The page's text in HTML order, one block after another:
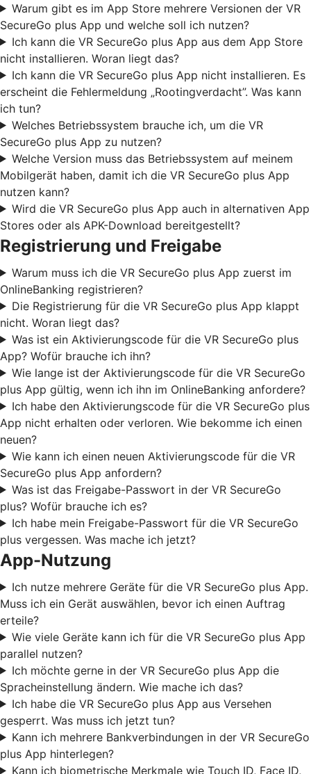
Warum gibt es im App Store mehrere Versionen der VR
SecureGo plus App und welche soll ich nutzen?
Ich kann die VR SecureGo plus App aus dem App Store
nicht installieren. Woran liegt das?
Ich kann die VR SecureGo plus App nicht installieren. Es
erscheint die Fehlermeldung „Rootingverdacht”. Was kann
ich tun?
Welches Betriebssystem brauche ich, um die VR
SecureGo plus App zu nutzen?
Welche Version muss das Betriebssystem auf meinem
Mobilgerät haben, damit ich die VR SecureGo plus App
nutzen kann?
Wird die VR SecureGo plus App auch in alternativen App
Stores oder als APK-Download bereitgestellt?
Registrierung und Freigabe
Warum muss ich die VR SecureGo plus App zuerst im
OnlineBanking registrieren?
Die Registrierung für die VR SecureGo plus App klappt
nicht. Woran liegt das?
Was ist ein Aktivierungscode für die VR SecureGo plus
App? Wofür brauche ich ihn?
Wie lange ist der Aktivierungscode für die VR SecureGo
plus App gültig, wenn ich ihn im OnlineBanking anfordere?
Ich habe den Aktivierungscode für die VR SecureGo plus
App nicht erhalten oder verloren. Wie bekomme ich einen
neuen?
Wie kann ich einen neuen Aktivierungscode für die VR
SecureGo plus App anfordern?
Was ist das Freigabe-Passwort in der VR SecureGo
plus? Wofür brauche ich es?
Ich habe mein Freigabe-Passwort für die VR SecureGo
plus vergessen. Was mache ich jetzt?
App-Nutzung
Ich nutze mehrere Geräte für die VR SecureGo plus App.
Muss ich ein Gerät auswählen, bevor ich einen Auftrag
erteile?
Wie viele Geräte kann ich für die VR SecureGo plus App
parallel nutzen?
Ich möchte gerne in der VR SecureGo plus App die
Spracheinstellung ändern. Wie mache ich das?
Ich habe die VR SecureGo plus App aus Versehen
gesperrt. Was muss ich jetzt tun?
Kann ich mehrere Bankverbindungen in der VR SecureGo
plus App hinterlegen?
Kann ich biometrische Merkmale wie Touch ID, Face ID,